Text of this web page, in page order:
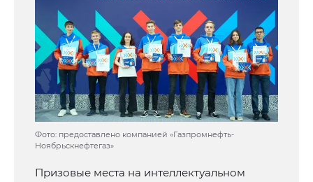
Фото: предоставлено компанией «Газпромнефть-
Ноябрьскнефтегаз»
Призовые места на интеллектуальном